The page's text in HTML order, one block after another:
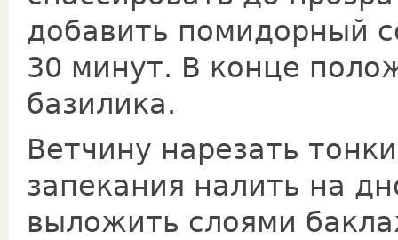
добавить помидорный
30 минут. В конце
базилика.
Ветчину нарезать
запекания налить на
выложить слоями